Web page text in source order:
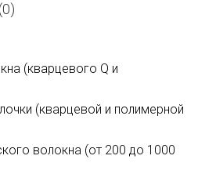
(кварцевого Q и
(кварцевой и полимерной
волокна (от 200 до 1000